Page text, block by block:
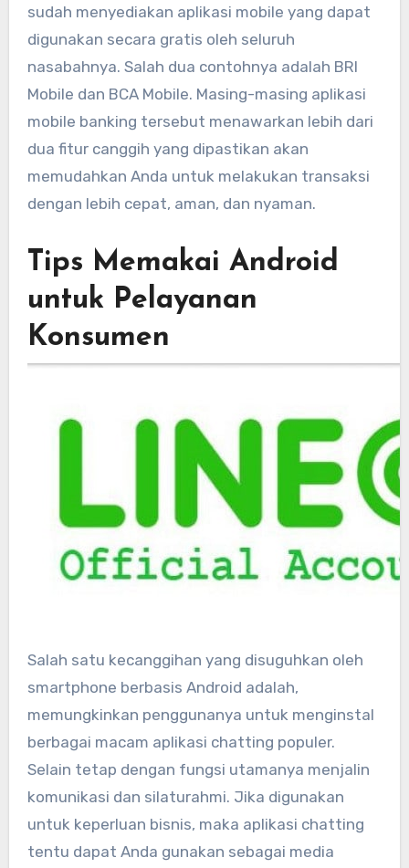
sudah menyediakan aplikasi mobile yang dapat
digunakan secara gratis oleh seluruh
nasabahnya. Salah dua contohnya adalah BRI
Mobile dan BCA Mobile. Masing-masing aplikasi
mobile banking tersebut menawarkan lebih dari
dua fitur canggih yang dipastikan akan
memudahkan Anda untuk melakukan transaksi
dengan lebih cepat, aman, dan nyaman.
Tips Memakai Android
untuk Pelayanan
Konsumen
Salah satu kecanggihan yang disuguhkan oleh
smartphone berbasis Android adalah,
memungkinkan penggunanya untuk menginstal
berbagai macam aplikasi chatting populer.
Selain tetap dengan fungsi utamanya menjalin
komunikasi dan silaturahmi. Jika digunakan
untuk keperluan bisnis, maka aplikasi chatting
tentu dapat Anda gunakan sebagai media